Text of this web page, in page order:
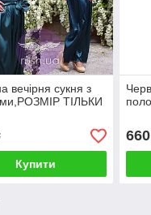
вечірня сукня з
ТІЛЬКИ
Купити
660